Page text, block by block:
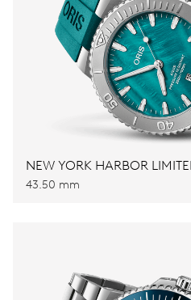
NEW YORK HARBOR
43.50 mm